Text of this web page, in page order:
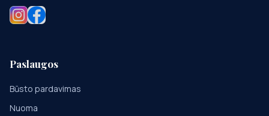
Paslaugos
Būsto pardavimas
Nuoma